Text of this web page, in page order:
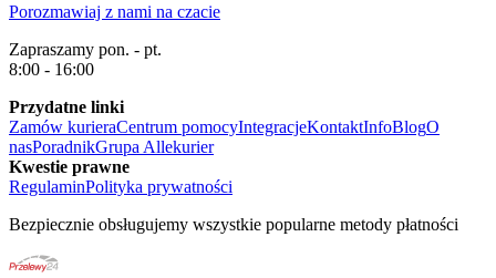
Porozmawiaj z nami na czacie
Zapraszamy pon. - pt.
8:00 - 16:00
Przydatne linki
Zamów kurieraCentrum pomocyIntegracjeKontaktInfoBlogO
nasPoradnikGrupa Allekurier
Kwestie prawne
RegulaminPolityka prywatności
Bezpiecznie obsługujemy wszystkie popularne metody płatności